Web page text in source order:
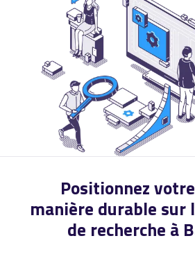
Positionnez
manière durable sur
de recherche à